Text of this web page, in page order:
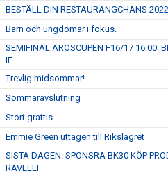
BESTÄLL DIN RESTAURANGCHANS
Barn och ungdomar i fokus.
SEMIFINAL AROSCUPEN F16/17 16:00:
IF
Trevlig midsommar!
Sommaravslutning
Stort grattis
Emmie Green uttagen till Rikslägret
SISTA DAGEN. SPONSRA BK30 KÖP
RAVELLI